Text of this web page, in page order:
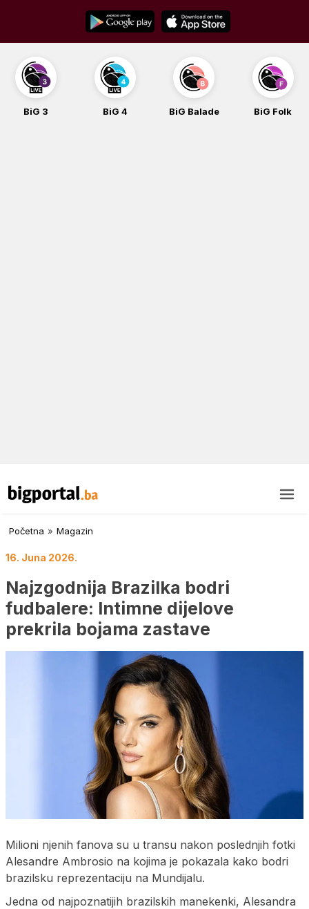
content
BiG 4 BiG Balade BiG Folk BiG iG
Početna » Magazin
16. Juna 2026.
Najzgodnija Brazilka bodri
fudbalere: Intimne dijelove
prekrila bojama zastave
Milioni njenih fanova su u transu nakon poslednjih fotki
Alesandre Ambrosio na kojima je pokazala kako bodri
brazilsku reprezentaciju na Mundijalu.
Jedna od najpoznatijih brazilskih manekenki, Alesandra